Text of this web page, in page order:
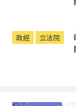
政經 立法院